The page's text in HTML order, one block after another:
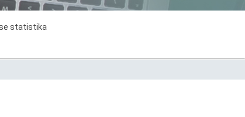
statistika